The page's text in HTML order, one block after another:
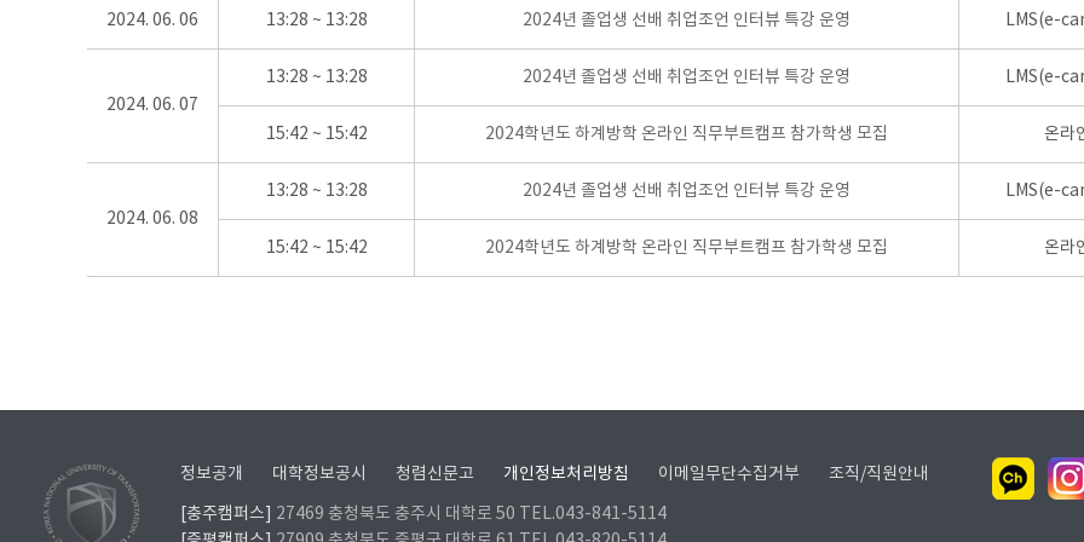
2024. 06. 06 13:28 ~ 13:28 2024년 졸업생 선배 취업조언 인터뷰 특강 운영 LMS(e-
2024. 06. 07
13:28 ~ 13:28 2024년 졸업생 선배 취업조언 인터뷰 특강 운영 LMS(e-
15:42 ~ 15:42 2024학년도 하계방학 온라인 직무부트캠프 참가학생 모집 온라
2024. 06. 08
13:28 ~ 13:28 2024년 졸업생 선배 취업조언 인터뷰 특강 운영 LMS(e-
15:42 ~ 15:42 2024학년도 하계방학 온라인 직무부트캠프 참가학생 모집 온라
정보공개 대학정보공시 청렴신문고 개인정보처리방침 이메일무단수집거부 조직/직원안내
[충주캠퍼스]
27469 충청북도 충주시 대학로 50 TEL.043-841-5114